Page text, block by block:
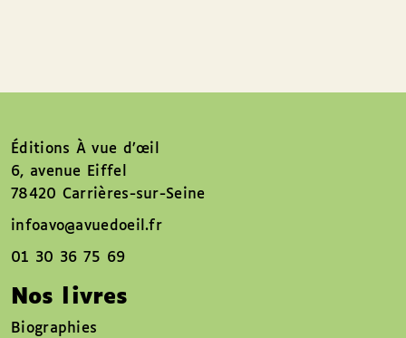
Éditions À vue d’œil
6, avenue Eiffel
78420 Carrières-sur-Seine
infoavo@avuedoeil.fr
01 30 36 75 69
Nos livres
Biographies